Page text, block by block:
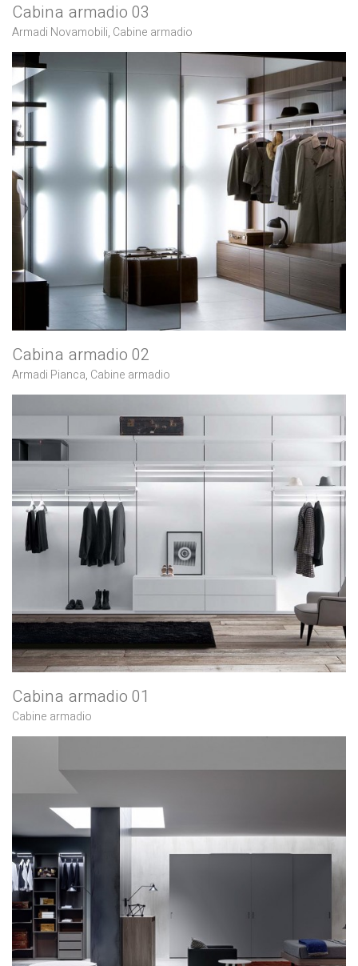
Cabina armadio 03
Armadi Novamobili, Cabine armadio
Cabina armadio 02
Armadi Pianca, Cabine armadio
Cabina armadio 01
Cabine armadio